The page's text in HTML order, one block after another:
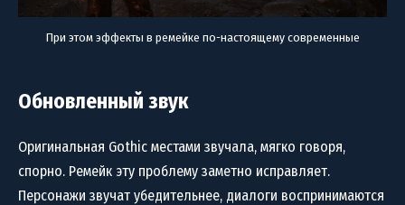
При этом эффекты в ремейке по-настоящему современные
Обновленный звук
Оригинальная Gothic местами звучала, мягко говоря,
спорно. Ремейк эту проблему заметно исправляет.
Персонажи звучат убедительнее, диалоги воспринимаются